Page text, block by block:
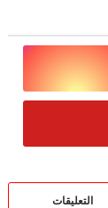
التعليقات